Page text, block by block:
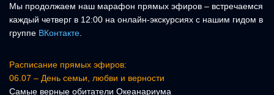
Мы продолжаем наш марафон прямых эфиров – встречаемся
каждый четверг в 12:00 на онлайн-экскурсиях с нашим гидом в
группе ВКонтакте
Расписание прямых эфиров:
06.07 – День семьи, любви и верности
Самые верные обитатели Океанариума